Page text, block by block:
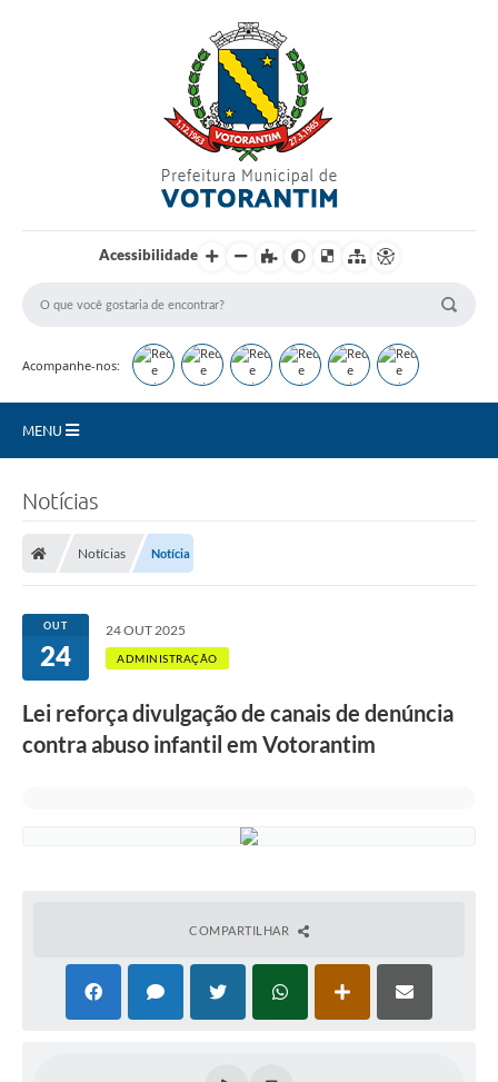
Acessibilidade
Acompanhe-nos:
MENU
Carta de Serviços
Vagas PAT
Transparência
Selo Verde
COVID - 19
Notícias
Notícias Notícia
OUT
24
24 OUT 2025
ADMINISTRAÇÃO
Lei reforça divulgação de canais de denúncia
contra abuso infantil em Votorantim
COMPARTILHAR